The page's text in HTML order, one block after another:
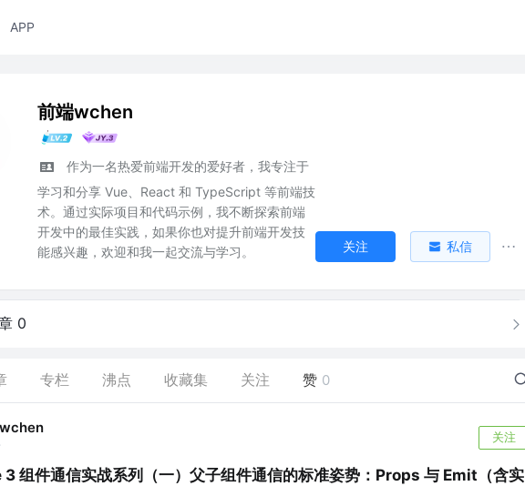
APP
前端wchen
作为一名热爱前端开发的爱好者，我专注于
学习和分享 Vue、React 和 TypeScript 等前端技
术。通过实际项目和代码示例，我不断探索前端
开发中的最佳实践，如果你也对提升前端开发技
能感兴趣，欢迎和我一起交流与学习。
关注 私信
0
专栏 沸点 收藏集 关注 赞 0
关注
组件通信实战系列（一）父子组件通信的标准姿势：Props 与 Emit（含实